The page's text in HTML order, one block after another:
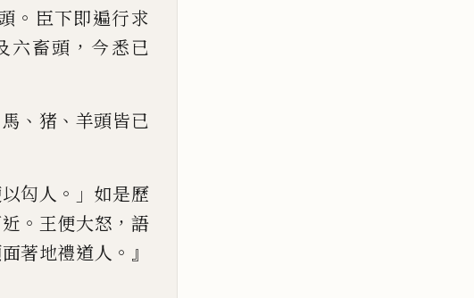
。 臣下即遍行求
六畜頭 ， 今悉已
馬 、 猪 、 羊頭皆已
匃人 。」 如是歷
。 王便大怒 ， 語
著地禮道人 。』